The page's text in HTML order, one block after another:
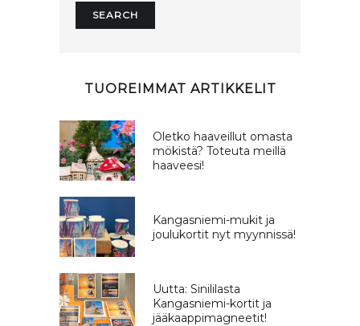
TUOREIMMAT ARTIKKELIT
Oletko haaveillut omasta
mökistä? Toteuta meillä
haaveesi!
Kangasniemi-mukit ja
joulukortit nyt myynnissä!
Uutta: Sinililasta
Kangasniemi-kortit ja
jääkaappimagneetit!